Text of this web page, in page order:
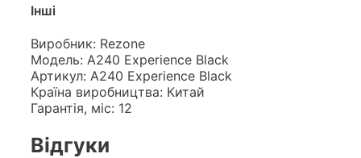
Інші
Виробник: Rezone
Модель: A240 Experience Black
Артикул: A240 Experience Black
Країна виробництва: Китай
Гарантія, міс: 12
Відгуки